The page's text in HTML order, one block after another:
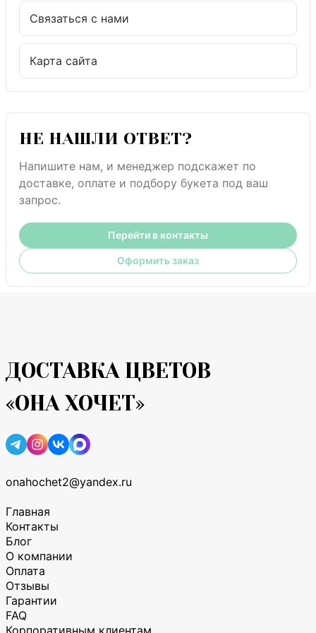
Связаться с нами
Карта сайта
НЕ НАШЛИ ОТВЕТ?
Напишите нам, и менеджер подскажет по
доставке, оплате и подбору букета под ваш
запрос.
Перейти в контакты
Оформить заказ
ДОСТАВКА ЦВЕТОВ
«ОНА ХОЧЕТ»
onahochet2@yandex.ru
Главная
Контакты
Блог
О компании
Оплата
Отзывы
Гарантии
FAQ